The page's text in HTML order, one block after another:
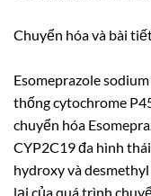
Chuyển hóa và bài
Esomeprazole
thống cytochrome
chuyển hóa
CYP2C19 đa hình
hydroxy và
lại của quá trình